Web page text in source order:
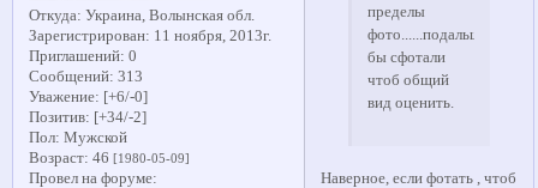
Откуда: Украина, Волынская обл.
Зарегистрирован: 11 ноября, 2013г.
Приглашений: 0
Сообщений: 313
Уважение: [+6/-0]
Позитив: [+34/-2]
Пол: Мужской
Возраст: 46 [1980-05-09]
Провел на форуме:
пределы
фото......подальше
бы сфотали
чтоб общий
вид оценить.
Наверное, если фотать , чтоб